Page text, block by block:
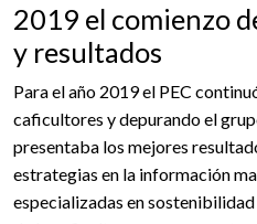
2019 el comienzo
y resultados
Para el año 2019 el PEC
caficultores y depurando el
presentaba los mejores
estrategias en la información
especializadas en